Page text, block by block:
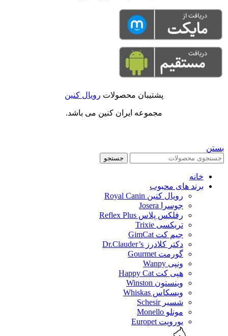
پشتیبان محصولات رویال کنین
مجموعه ایران کنین می باشد.
بستن
جستجو
خانه
برند های محبوب
رویال کنین Royal Canin
جوسرا Josera
رفلکس پلاس Reflex Plus
تریکسی Trixie
جیم کت GimCat
دکتر کلادرز Dr.Clauder’s
گورمت Gourmet
ونپی Wanpy
هپی کت Happy Cat
وینستون Winston
ویسکاس Whiskas
شسیر Schesir
مونلو Monello
یوروپت Europet